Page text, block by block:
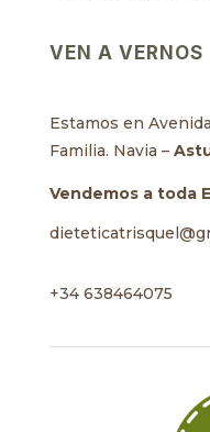
VEN A VERNOS
Estamos en
Familia. Navia –
Vendemos a toda
+34 638464075